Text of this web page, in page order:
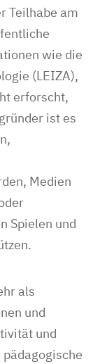
Teilhabe am
wie die
(LEIZA),
erforscht,
ist es
Medien
Spielen und
als
und
und